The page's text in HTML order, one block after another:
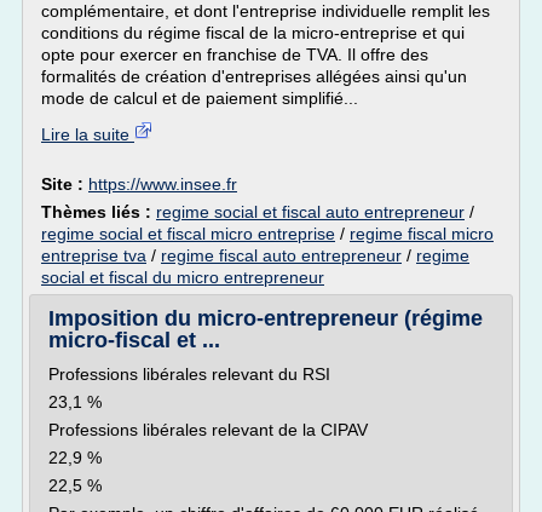
complémentaire, et dont l'entreprise individuelle remplit les
conditions du régime fiscal de la micro-entreprise et qui
opte pour exercer en franchise de TVA. Il offre des
formalités de création d'entreprises allégées ainsi qu'un
mode de calcul et de paiement simplifié...
Lire la suite
Site : https://www.insee.fr
Thèmes liés : regime social et fiscal auto entrepreneur /
regime social et fiscal micro entreprise / regime fiscal micro
entreprise tva / regime fiscal auto entrepreneur / regime
social et fiscal du micro entrepreneur
Imposition du micro-entrepreneur (régime
micro-fiscal et ...
Professions libérales relevant du RSI
23,1 %
Professions libérales relevant de la CIPAV
22,9 %
22,5 %